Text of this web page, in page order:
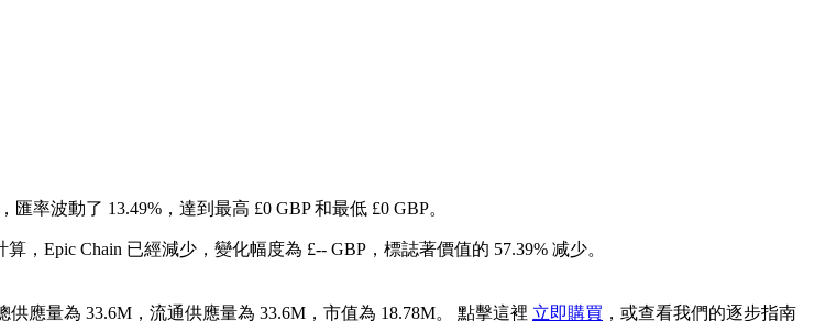
匯率波動了 13.49%，達到最高 £0 GBP 和最低 £0 GBP。
算，Epic Chain 已經減少，變化幅度為 £-- GBP，標誌著價值的 57.39% 减少。
應量為 33.6M，流通供應量為 33.6M，市值為 18.78M。 點擊這裡 立即購買 ，或查看我們的逐步指南